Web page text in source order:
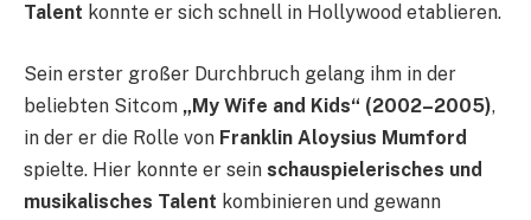
Talent konnte er sich schnell in Hollywood etablieren.
Sein erster großer Durchbruch gelang ihm in der
beliebten Sitcom „My Wife and Kids“ (2002–2005),
in der er die Rolle von Franklin Aloysius Mumford
spielte. Hier konnte er sein schauspielerisches und
musikalisches Talent kombinieren und gewann